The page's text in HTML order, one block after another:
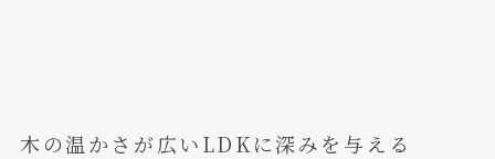
木の温かさが広いLDKに深みを与える